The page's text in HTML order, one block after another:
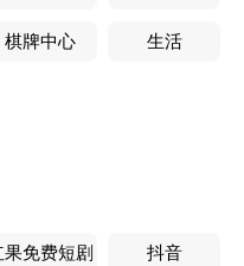
棋牌中心 生活
果免费短剧 抖音